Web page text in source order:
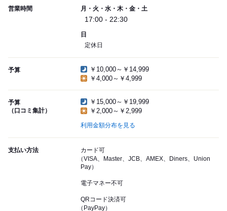
営業時間 月・火・水・木・金・土
17:00 - 22:30
日
定休日
予算
￥10,000～￥14,999
￥4,000～￥4,999
予算
（口コミ集計）
￥15,000～￥19,999
￥2,000～￥2,999
利用金額分布を見る
支払い方法
カード可
（VISA、Master、JCB、AMEX、Diners、Union
Pay）
電子マネー不可
QRコード決済可
（PayPay）